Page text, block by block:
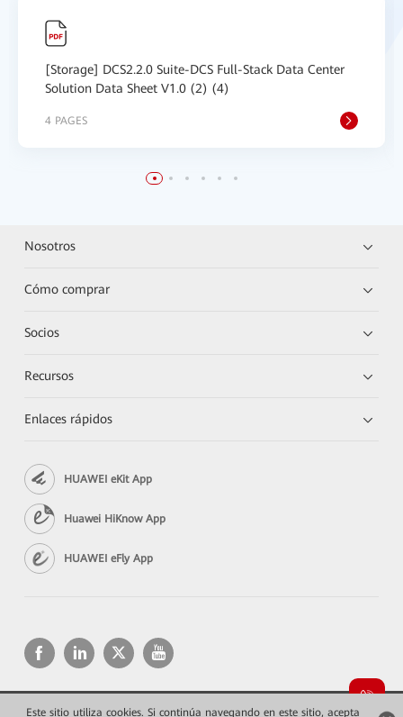
Este sitio utiliza cookies. Si continúa navegando en este sitio, acepta
[Storage] DCS2.2.0 Suite-DCS Full-Stack Data Center
Solution Data Sheet V1.0 (2) (4)
4 PAGES
Nosotros
Cómo comprar
Socios
Recursos
Enlaces rápidos
HUAWEI eKit App
Huawei HiKnow App
HUAWEI eFly App
Copyright © 2026 Huawei Technologies Co., Ltd. Todos los derechos reservados.